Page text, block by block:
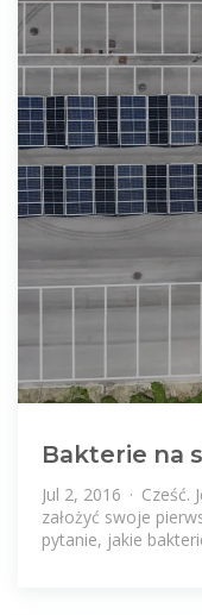
Bakterie na
Jul 2, 2016 ·
założyć swoje
pytanie, jakie